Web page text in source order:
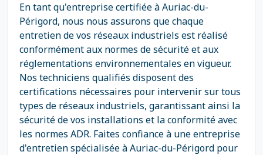
En tant qu'entreprise certifiée à Auriac-du-
Périgord, nous nous assurons que chaque
entretien de vos réseaux industriels est réalisé
conformément aux normes de sécurité et aux
réglementations environnementales en vigueur.
Nos techniciens qualifiés disposent des
certifications nécessaires pour intervenir sur tous
types de réseaux industriels, garantissant ainsi la
sécurité de vos installations et la conformité avec
les normes ADR. Faites confiance à une entreprise
d'entretien spécialisée à Auriac-du-Périgord pour